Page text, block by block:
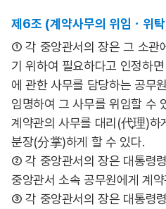
제6조 (계약사무의 위임ㆍ위
① 각 중앙관서의 장은 그 소관
기 위하여 필요하다고 인정하
에 관한 사무를 담당하는 공무
임명하여 그 사무를 위임할 수
계약관의 사무를 대리(代理)하
분장(分掌)하게 할 수 있다.
② 각 중앙관서의 장은 대통령
중앙관서 소속 공무원에게 계
③ 각 중앙관서의 장은 대통령